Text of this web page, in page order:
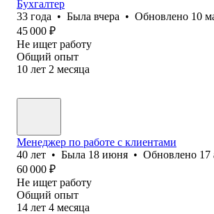
Бухгалтер
33 года • Была вчера • Обновлено 10
45 000 ₽
Не ищет работу
Общий опыт
10 лет 2 месяца
Менеджер по работе с клиентами
40 лет • Была 18 июня • Обновлено 17
60 000 ₽
Не ищет работу
Общий опыт
14 лет 4 месяца